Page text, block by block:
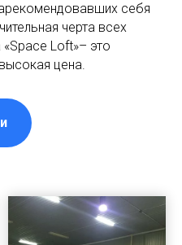
себя
черта всех
«Space Loft»– это
цена.